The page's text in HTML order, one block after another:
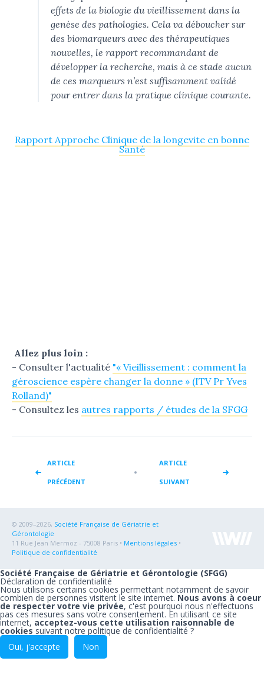
effets de la biologie du vieillissement dans la
genèse des pathologies. Cela va déboucher sur
des biomarqueurs avec des thérapeutiques
nouvelles, le rapport recommandant de
développer la recherche, mais à ce stade aucun
de ces marqueurs n’est suffisamment validé
pour entrer dans la pratique clinique courante.
Rapport Approche Clinique de la longevite en bonne
Santé
Allez plus loin :
- Consulter l'actualité "« Vieillissement : comment la
géroscience espère changer la donne » (ITV Pr Yves
Rolland)"
- Consultez les autres rapports / études de la SFGG
ARTICLE
PRÉCÉDENT
ARTICLE
SUIVANT
© 2009–2026, Société Française de Gériatrie et
Gérontologie
11 Rue Jean Mermoz - 75008 Paris • Mentions légales •
Politique de confidentialité
Société Française de Gériatrie et Gérontologie (SFGG)
Déclaration de confidentialité
Nous utilisons certains cookies permettant notamment de savoir
combien de personnes visitent le site internet. Nous avons à coeur
de respecter votre vie privée, c'est pourquoi nous n'effectuons
pas ces mesures sans votre consentement. En utilisant ce site
internet, acceptez-vous cette utilisation raisonnable de
cookies suivant notre politique de confidentialité ?
Oui, j'accepte
Non